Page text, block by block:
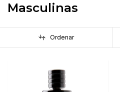
Masculinas
Ordenar